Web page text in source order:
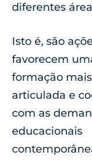
diferentes
Isto é, são
favorecem
formação mais
articulada e
com as
educacionais